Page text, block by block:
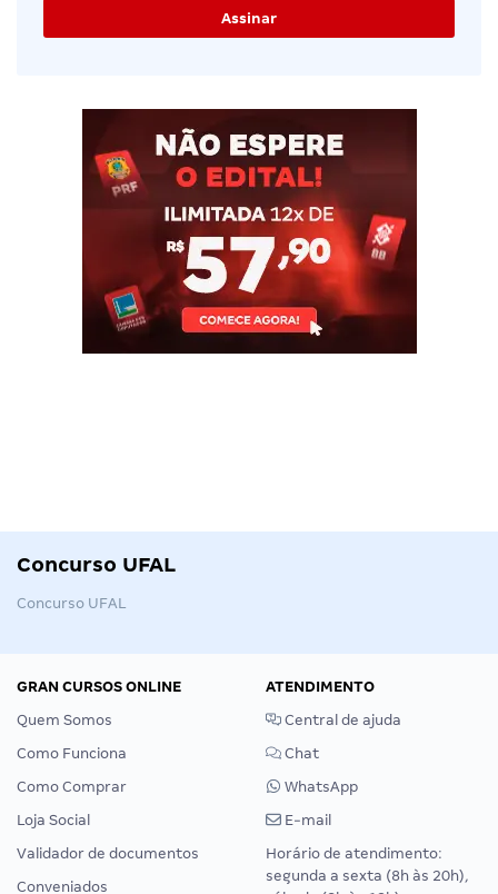
Concurso UFAL
Concurso UFAL
GRAN CURSOS ONLINE
Quem Somos
Como Funciona
Como Comprar
Loja Social
Validador de documentos
Conveniados
ATENDIMENTO
Central de ajuda
Chat
WhatsApp
E-mail
Horário de atendimento:
segunda a sexta (8h às 20h),